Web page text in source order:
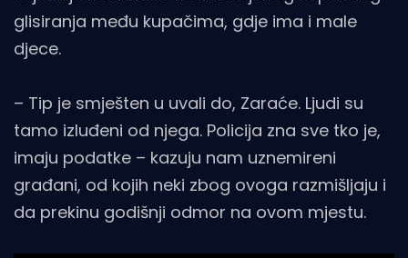
glisiranja među kupačima, gdje ima i male
djece.
– Tip je smješten u uvali do, Zaraće. Ljudi su
tamo izluđeni od njega. Policija zna sve tko je,
imaju podatke – kazuju nam uznemireni
građani, od kojih neki zbog ovoga razmišljaju i
da prekinu godišnji odmor na ovom mjestu.